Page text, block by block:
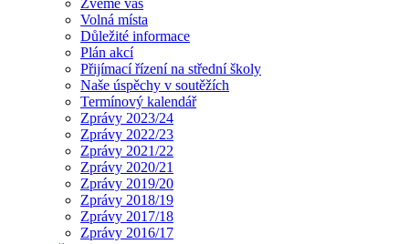
Volná místa
Důležité informace
Plán akcí
Přijímací řízení na střední školy
Naše úspěchy v soutěžích
Termínový kalendář
Zprávy 2023/24
Zprávy 2022/23
Zprávy 2021/22
Zprávy 2020/21
Zprávy 2019/20
Zprávy 2018/19
Zprávy 2017/18
Zprávy 2016/17